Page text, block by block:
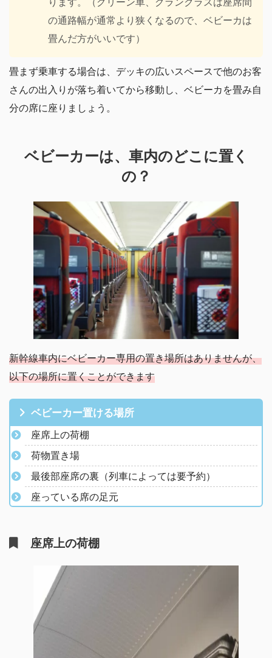
の通路幅が通常より狭くなるので、ベビーカは
畳んだ方がいいです）
畳まず乗車する場合は、デッキの広いスペースで他のお客
さんの出入りが落ち着いてから移動し、ベビーカを畳み自
分の席に座りましょう。
ベビーカーは、車内のどこに置く
の？
新幹線車内にベビーカー専用の置き場所はありませんが、
以下の場所に置くことができます
ベビーカー置ける場所
座席上の荷棚
荷物置き場
最後部座席の裏（列車によっては要予約）
座っている席の足元
座席上の荷棚